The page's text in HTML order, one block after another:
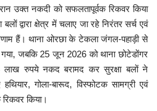
उक्त नकदी को सफलतापूर्वक रिकवर किया
बलों द्वारा क्षेत्र में चलाए जा रहे निरंतर सर्च एवं
हैं। थाना ओरछा के टेकला जंगल-पहाड़ी से
गया, जबकि 25 जून 2026 को थाना छोटेडोंगर
लाख रुपये नकद बरामद कर सुरक्षा बलों ने
गोला-बारूद, विस्फोटक सामग्री एवं
किया।